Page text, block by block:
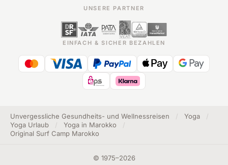
UNSERE PARTNER
EINFACH & SICHER BEZAHLEN
Unvergessliche Gesundheits- und Wellnessreisen Yoga
Yoga Urlaub
Yoga in Marokko
Original Surf Camp Marokko
© 1975–2026